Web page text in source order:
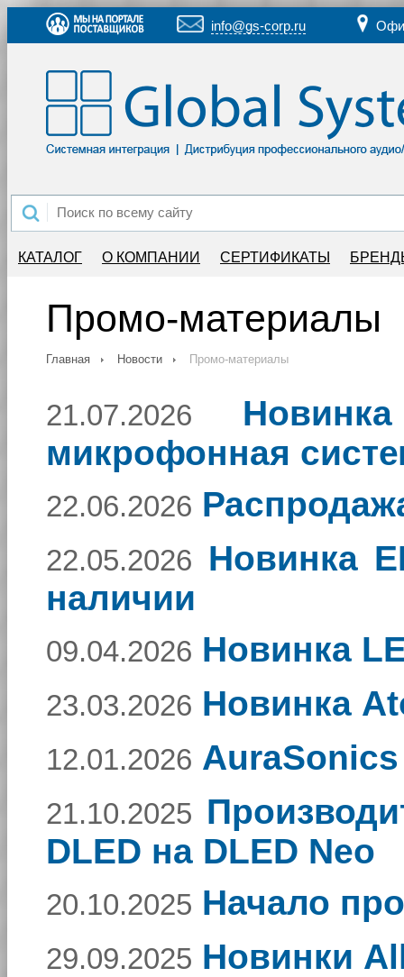
info@gs-corp.ru
КАТАЛОГ О КОМПАНИИ СЕРТИФИКАТЫ
Промо-материалы
Главная Новости Промо-материалы
21.07.2026
микрофонная
22.06.2026
22.05.2026 Новинка
наличии
09.04.2026 Новинка
23.03.2026 Новинка
12.01.2026
21.10.2025
DLED на DLED Neo
20.10.2025 Начало
29.09.2025 Новинки